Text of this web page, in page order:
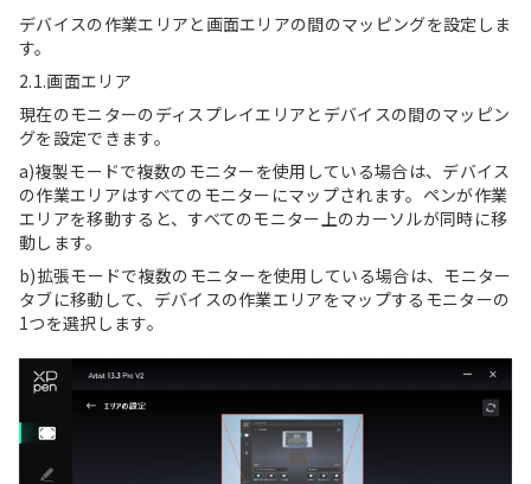
デバイスの作業エリアと画面エリアの間のマッピングを設定しま
す。
2.1.画面エリア
現在のモニターのディスプレイエリアとデバイスの間のマッピン
グを設定できます。
a)複製モードで複数のモニターを使用している場合は、デバイス
の作業エリアはすべてのモニターにマップされます。ペンが作業
エリアを移動すると、すべてのモニター上のカーソルが同時に移
動します。
b)拡張モードで複数のモニターを使用している場合は、モニター
タブに移動して、デバイスの作業エリアをマップするモニターの
1つを選択します。